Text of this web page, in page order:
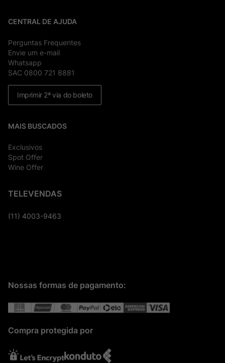
CENTRAL DE AJUDA
Perguntas Frequentes
Envie um e-mail
Whatsapp
SAC 0800 721 8881
Imprimir 2ª via do boleto
MAIS BUSCADOS
Exclusivos
Spot Offer
Wine Offer
TELEVENDAS
(11) 4003-9463
Nossas formas de pagamento:
Compra protegida por